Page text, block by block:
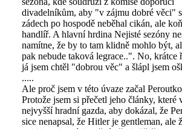
divadelníkům, aby "v zájmu dobré věci"
zádech po hospodě neběhal cikán, ale
handlíř. A hlavní hrdina Nejisté sezóny
namítne, že by to tam klidně mohlo být,
pak nebude taková legrace..". No, krátce
já jsem chtěl "dobrou věc" a šlápl jsem
.....
Ale proč jsem v této úvaze začal
Protože jsem si přečetl jeho články, které
nejvyšší hradní gazda, aby dokázal, že
sice nenapsal, že Hitler je gentleman, ale